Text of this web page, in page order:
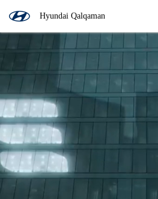
Hyundai Qalqaman